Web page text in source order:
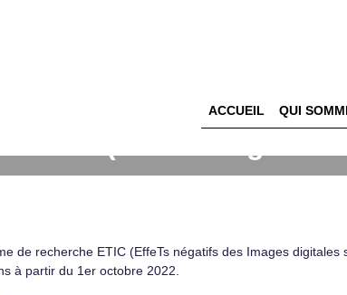
ACCUEIL QUI
ETIC (EffeTs négatifs
Consommateurs) -
de recherche ETIC (EffeTs négatifs des Images
à partir du 1er octobre 2022.